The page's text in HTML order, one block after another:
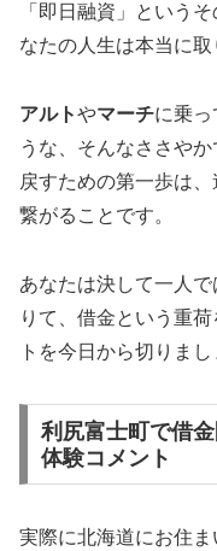
「即日融資」という
なたの人生は本当に取
アルトやマーチに乗っ
うな、そんなささや
戻すための第一歩は
繋がることです。
あなたは決して一人
りて、借金という重
トを今日から切りまし
利尻富士町で借
体験コメント
実際に北海道にお住